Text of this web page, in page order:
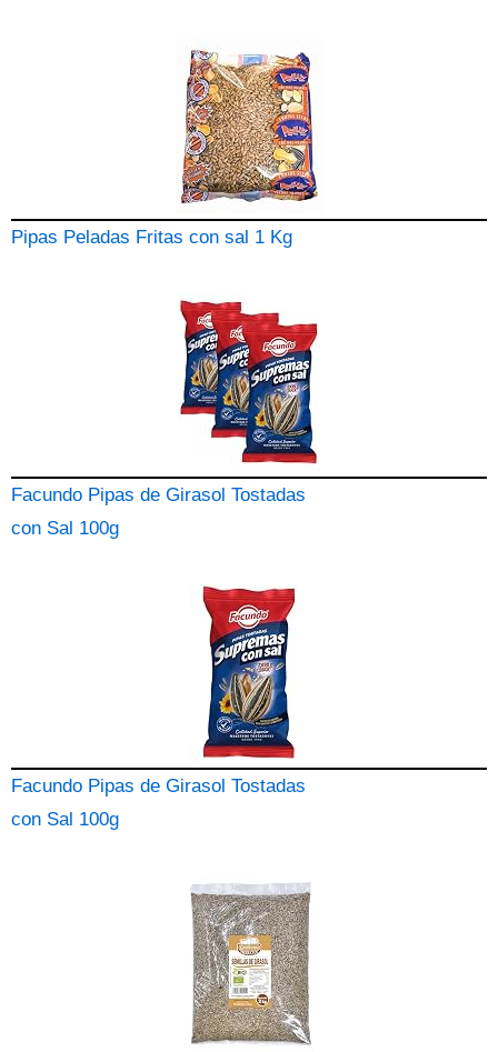
Pipas Peladas Fritas con sal 1 Kg
Facundo Pipas de Girasol Tostadas
con Sal 100g
Facundo Pipas de Girasol Tostadas
con Sal 100g